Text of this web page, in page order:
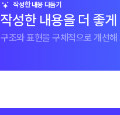
작성한 내용 다듬기
작성한 내용을 더 좋
구조와 표현을 구체적으로 개선해